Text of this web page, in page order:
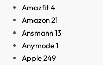
Amazfit4
Amazon21
Ansmann13
Anymode1
Apple249